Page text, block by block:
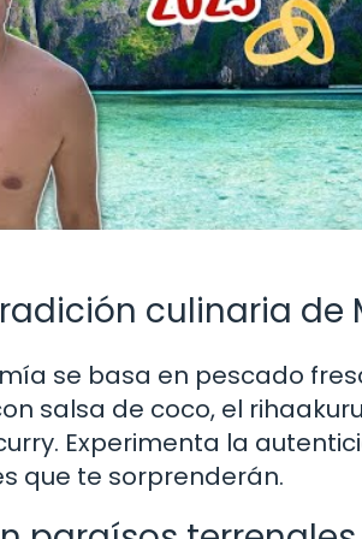
culinaria de
se basa en pescado
salsa de coco, el
Experimenta la
que te sorprenderán.